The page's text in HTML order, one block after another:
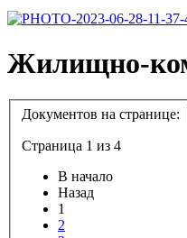
Жилищно-
Документов на странице:
Страница 1 из 4
В начало
Назад
1
2